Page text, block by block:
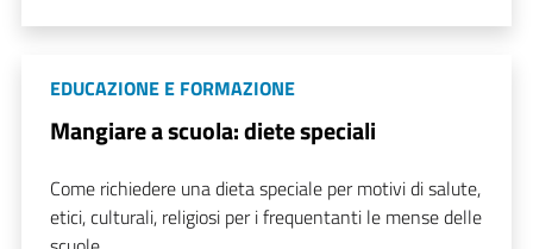
EDUCAZIONE E FORMAZIONE
Mangiare a scuola: diete speciali
Come richiedere una dieta speciale per motivi di salute,
etici, culturali, religiosi per i frequentanti le mense delle